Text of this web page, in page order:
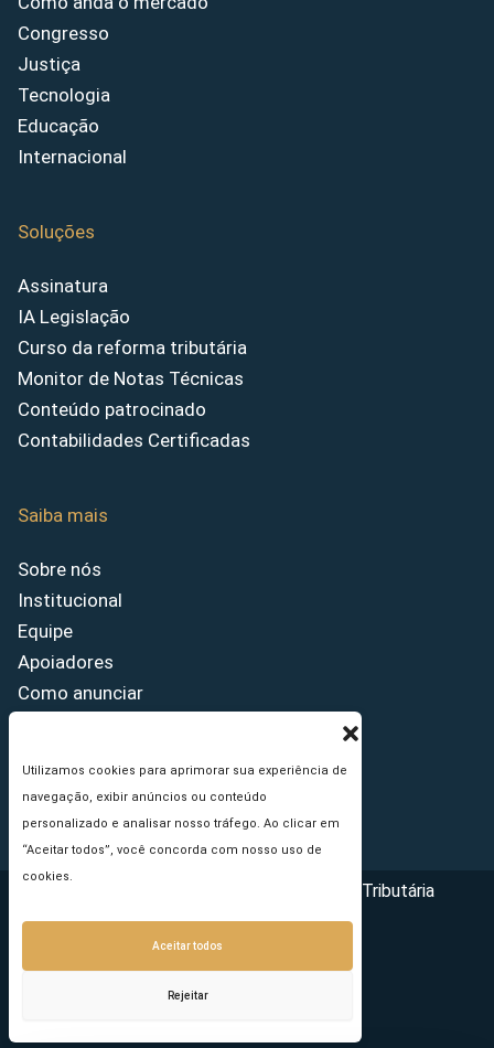
Utilizamos cookies para aprimorar sua experiência de
navegação, exibir anúncios ou conteúdo
personalizado e analisar nosso tráfego. Ao clicar em
“Aceitar todos”, você concorda com nosso uso de
cookies.
Aceitar todos
Rejeitar
Congresso
Justiça
Tecnologia
Educação
Internacional
Soluções
Assinatura
IA Legislação
Curso da reforma tributária
Monitor de Notas Técnicas
Conteúdo patrocinado
Contabilidades Certificadas
Saiba mais
Sobre nós
Institucional
Equipe
Apoiadores
Como anunciar
Princípios Editoriais
Copyright © 2026 - Portal da Reforma Tributária